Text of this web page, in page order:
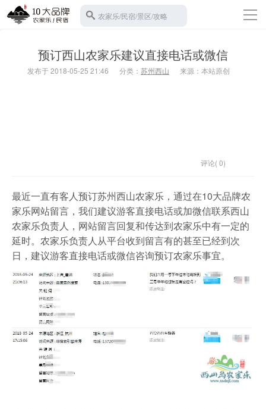
农家乐
农家乐/民宿/景区/攻略
导
10大农家乐
景区门票
水果采摘
班车接送
预订西山农家乐建议直接电话或微信
发布于 2018-05-25 21:46 分类： 苏州西山 来源：本站原创
评论( 0)
最近一直有客人预订苏州西山农家乐，通过在10大品牌农
家乐网站留言，我们建议游客直接电话或加微信联系西山
农家乐负责人，网站留言回复和传达到农家乐中有一定的
延时。农家乐负责人从平台收到留言有的甚至已经到次
日，建议游客直接电话或微信咨询预订农家乐事宜。